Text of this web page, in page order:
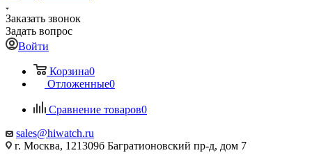
Заказать звонок
Задать вопрос
Войти
Корзина0
Отложенные0
Сравнение товаров0
sales@hiwatch.ru
г. Москва, 121309б Багратионовский пр-д, дом 7